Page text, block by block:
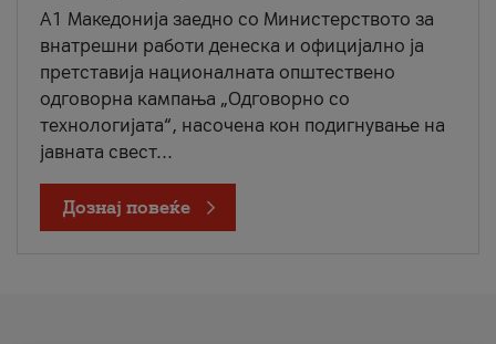
A1 Македонија заедно со Министерството за
внатрешни работи денеска и официјално ја
претставија националната општествено
одговорна кампања „Одговорно со
технологијата“, насочена кон подигнување на
јавната свест...
Дознај повеќе